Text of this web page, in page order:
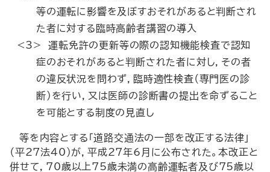
等の運転に影響を及ぼすおそれがあると判断され
た者に対する臨時高齢者講習の導入
<3> 運転免許の更新等の際の認知機能検査で認知
症のおそれがあると判断された者に対し，その者
の違反状況を問わず，臨時適性検査（専門医の診
断）を行い，又は医師の診断書の提出を命ずること
を可能とする制度の見直し
等を内容とする「道路交通法の一部を改正する法律」
（平27法40）が，平成27年6月に公布された。本改正と
併せて，70歳以上75歳未満の高齢運転者及び75歳以